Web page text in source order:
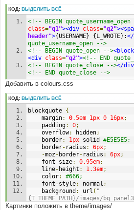
КОД: ВЫДЕЛИТЬ ВСЁ
<!-- BEGIN
class="q1"><div class="q2"
header">{USERNAME} {L_WROTE}:
quote_username_open -->
<!-- BEGIN quote_open -->
<div class="q2"><!-- END
<!-- BEGIN quote_close --></
<!-- END quote_close -->
Добавить в colours.css
КОД: ВЫДЕЛИТЬ ВСЁ
blockquote {
	margin
: 0.5em 1px 0 16px;
	padding
: 0;
	overflow
: hidden;
	border
: 1px solid #E5E5E5;
	border
- radius : 6px;
-moz - border- radius : 6px;
	font
-size: 0.95em;
	line
- height : 1.3em;
	color
:
#666;
	font
-style: normal ;
	background
: url ( "
{T_THEME_PATH}/images/
#F4F8FE;
Картинки положить в theme/images/